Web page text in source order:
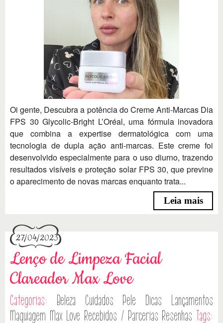
Oi gente, Descubra a potência do Creme Anti-Marcas Dia
FPS 30 Glycolic-Bright L’Oréal, uma fórmula inovadora
que combina a expertise dermatológica com uma
tecnologia de dupla ação anti-marcas. Este creme foi
desenvolvido especialmente para o uso diurno, trazendo
resultados visíveis e proteção solar FPS 30, que previne
o aparecimento de novas marcas enquanto trata...
Leia mais
27/04/2023
Lenço de Limpeza Facial
Clareador Max Love
Categorias: Beleza Cuidados Pele Dicas
Lançamentos
Maquiagem Max Love Recebidos / Parcerias Resenhas Tags: